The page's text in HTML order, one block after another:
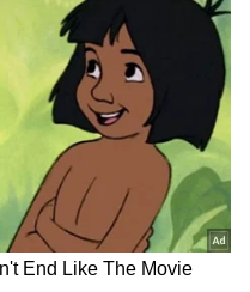
ಮೀನಾ
ಎಸ್ ವಿ. ಇವರು ಈ
ಕಲರ್ಸ್
ದೇವತೆ, ಜೀವ ಹೂವಾಗಿದೆ